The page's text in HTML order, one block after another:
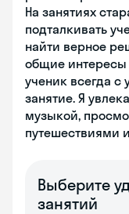
На занятиях
подталкивать
найти верное
общие интересы
ученик всегда с
занятие. Я
музыкой,
путешествиями
Выберите
занятий